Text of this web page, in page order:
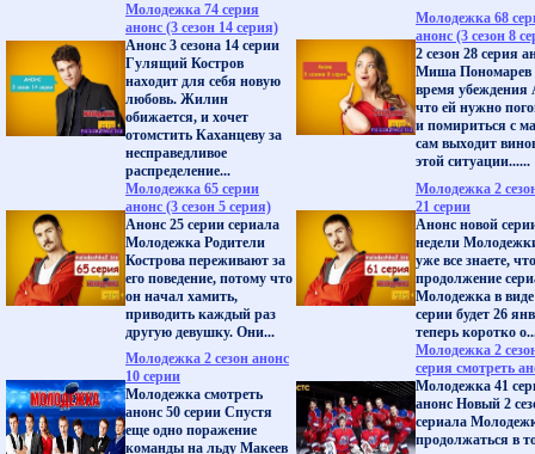
Молодежка 74 серия
анонс (3 сезон 14 серия)
Анонс 3 сезона 14 серии
Гулящий Костров
находит для себя новую
любовь. Жилин
обижается, и хочет
отомстить Каханцеву за
несправедливое
распределение...
Молодежка 68
анонс (3 сезон 8
2 сезон 28 серия
Миша Пономарев
время
что ей нужно
и помириться с
сам выходит
этой ситуации......
Молодежка 65 серии
анонс (3 сезон 5 серия)
Анонс 25 серии сериала
Молодежка Родители
Кострова переживают за
его поведение, потому что
он начал хамить,
приводить каждый раз
другую девушку. Они...
Молодежка 2
21 серии
Анонс новой
недели
уже все знаете, что
продолжение
Молодежка в виде
серии будет 26
теперь коротко
Молодежка 2 сезон анонс
10 серии
Молодежка смотреть
анонс 50 серии Спустя
еще одно поражение
команды на льду Макеев
Молодежка 2
серия смотреть
Молодежка 41
анонс Новый 2
сериала
продолжаться в